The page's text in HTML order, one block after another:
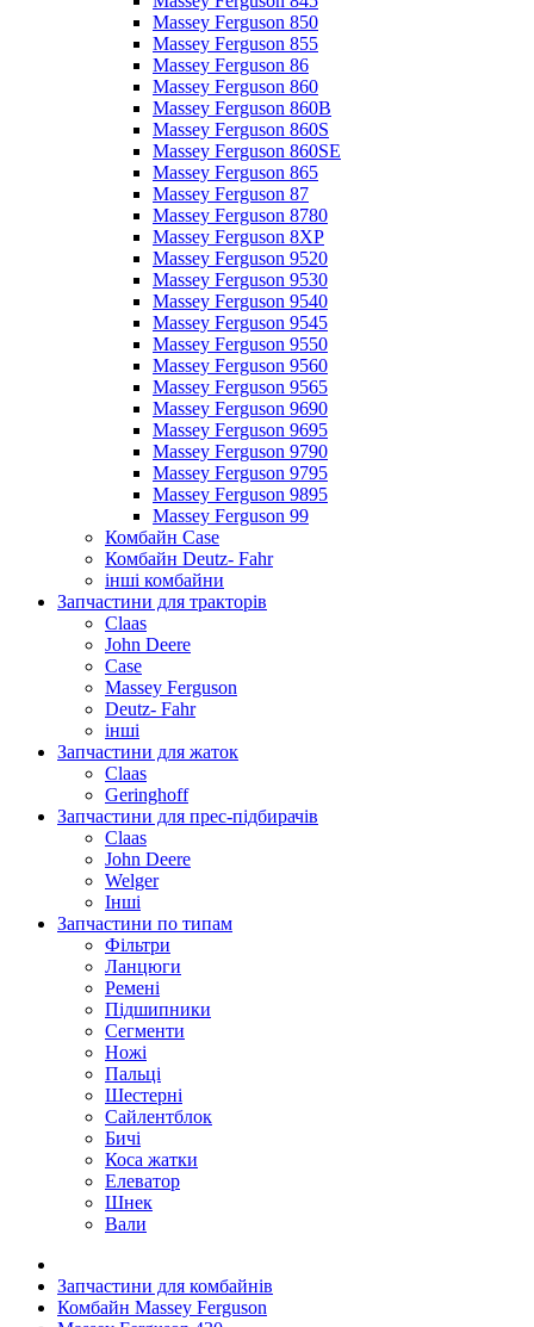
Massey Ferguson 850
Massey Ferguson 855
Massey Ferguson 86
Massey Ferguson 860
Massey Ferguson 860B
Massey Ferguson 860S
Massey Ferguson 860SE
Massey Ferguson 865
Massey Ferguson 87
Massey Ferguson 8780
Massey Ferguson 8XP
Massey Ferguson 9520
Massey Ferguson 9530
Massey Ferguson 9540
Massey Ferguson 9545
Massey Ferguson 9550
Massey Ferguson 9560
Massey Ferguson 9565
Massey Ferguson 9690
Massey Ferguson 9695
Massey Ferguson 9790
Massey Ferguson 9795
Massey Ferguson 9895
Massey Ferguson 99
Комбайн Case
Комбайн Deutz- Fahr
інші комбайни
Запчастини для тракторів
Claas
John Deere
Case
Massey Ferguson
Deutz- Fahr
інші
Запчастини для жаток
Claas
Geringhoff
Запчастини для прес-підбирачів
Claas
John Deere
Welger
Інші
Запчастини по типам
Фільтри
Ланцюги
Ремені
Підшипники
Сегменти
Ножі
Пальці
Шестерні
Сайлентблок
Бичі
Коса жатки
Елеватор
Шнек
Вали
Запчастини для комбайнів
Комбайн Massey Ferguson